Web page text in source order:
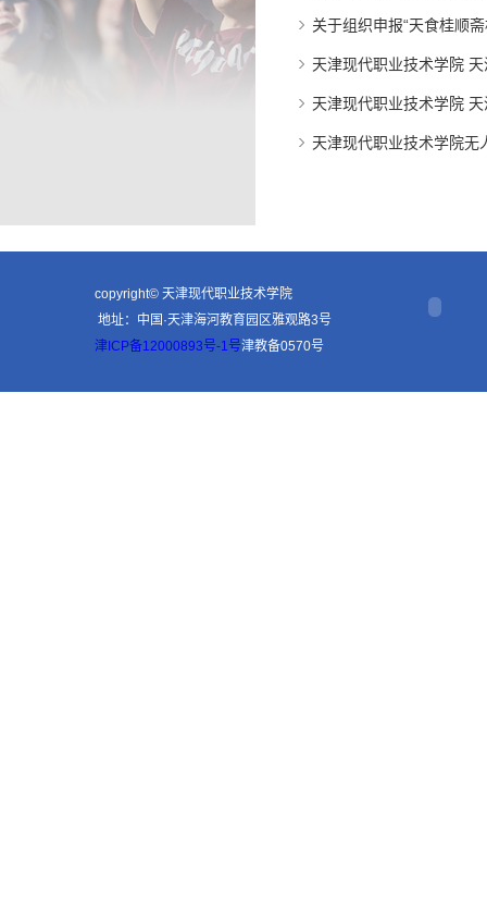
关于组织申报“天食桂顺
天津现代职业技术学院
天津现代职业技术学院
天津现代职业技术学院
copyright© 天津现代职业技术学院
地址：中国·天津海河教育园区雅观路3号
津ICP备12000893号-1号津教备0570号